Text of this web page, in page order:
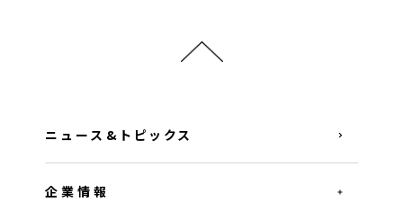
ニュース&トピックス
企業情報